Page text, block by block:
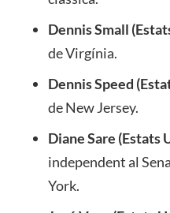
Dennis Small
de Virgínia.
Dennis Speed
de New Jersey.
Diane Sare (Estats
independent al
York.